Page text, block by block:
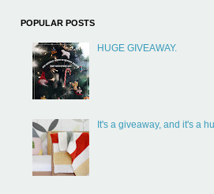
POPULAR POSTS
HUGE GIVEAWAY.
It's a giveaway, and it's a